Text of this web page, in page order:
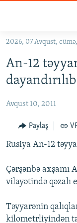
Əsas
qayıt
Əsas
naviqasiyaya
qayıt
KORRUPSIOMETR
#ƏSLINDƏ
FƏRQƏ BAX
QANUNI DOĞRU
MULTIMEDIA
FOTOQALEREYA
OXU ZALI
HAQQIMIZDA
2026, 07 Avqust,
An-12
dayandırılıb
Avqust 10, 2011
Paylaş
Rusiya An-12
Çərşənbə axşamı
vilayətində qəzalı
Təyyarənin
kilometrliyindən